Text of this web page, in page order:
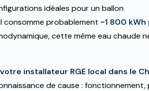
idéales pour un ballon
probablement ~1 800 kWh
cette même eau chaude
installateur RGE local dans le
de cause : fonctionnement,